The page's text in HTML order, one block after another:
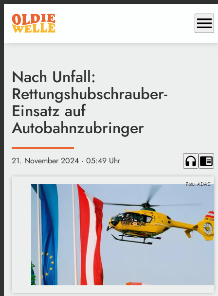
menu
Nach Unfall:
Rettungshubschrauber-
Einsatz auf
Autobahnzubringer
21. November 2024 · 05:49 Uhr headphones chrome_reader_mode
Foto: ADAC